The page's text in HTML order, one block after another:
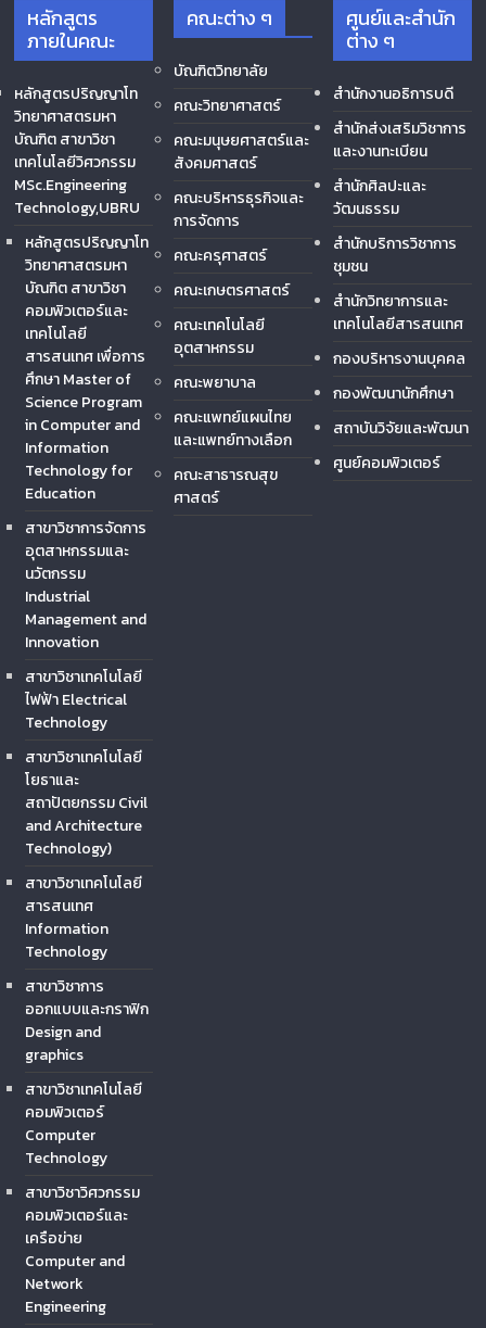
หลักสูตร
ภายในคณะ
หลักสูตรปริญญาโท
วิทยาศาสตรมหา
บัณฑิต สาขาวิชา
เทคโนโลยีวิศวกรรม
MSc.Engineering
Technology,UBRU
หลักสูตรปริญญาโท
วิทยาศาสตรมหา
บัณฑิต สาขาวิชา
คอมพิวเตอร์และ
เทคโนโลยี
สารสนเทศ เพื่อการ
ศึกษา Master of
Science Program
in Computer and
Information
Technology for
Education
สาขาวิชาการจัดการ
อุตสาหกรรมและ
นวัตกรรม
Industrial
Management and
Innovation
สาขาวิชาเทคโนโลยี
ไฟฟ้า Electrical
Technology
สาขาวิชาเทคโนโลยี
โยธาและ
สถาปัตยกรรม Civil
and Architecture
Technology)
สาขาวิชาเทคโนโลยี
สารสนเทศ
Information
Technology
สาขาวิชาการ
ออกแบบและกราฟิก
Design and
graphics
สาขาวิชาเทคโนโลยี
คอมพิวเตอร์
Computer
Technology
สาขาวิชาวิศวกรรม
คอมพิวเตอร์และ
เครือข่าย
Computer and
Network
Engineering
คณะต่าง ๆ
บัณฑิตวิทยาลัย
คณะวิทยาศาสตร์
คณะมนุษยศาสตร์และ
สังคมศาสตร์
คณะบริหารธุรกิจและ
การจัดการ
คณะครุศาสตร์
คณะเกษตรศาสตร์
คณะเทคโนโลยี
อุตสาหกรรม
คณะพยาบาล
คณะแพทย์แผนไทย
และแพทย์ทางเลือก
คณะสาธารณสุข
ศาสตร์
ศูนย์และสำนัก
ต่าง ๆ
สำนักงานอธิการบดี
สำนักส่งเสริมวิชาการ
และงานทะเบียน
สำนักศิลปะและ
วัฒนธรรม
สำนักบริการวิชาการ
ชุมชน
สำนักวิทยาการและ
เทคโนโลยีสารสนเทศ
กองบริหารงานบุคคล
กองพัฒนานักศึกษา
สถาบันวิจัยและพัฒนา
ศูนย์คอมพิวเตอร์